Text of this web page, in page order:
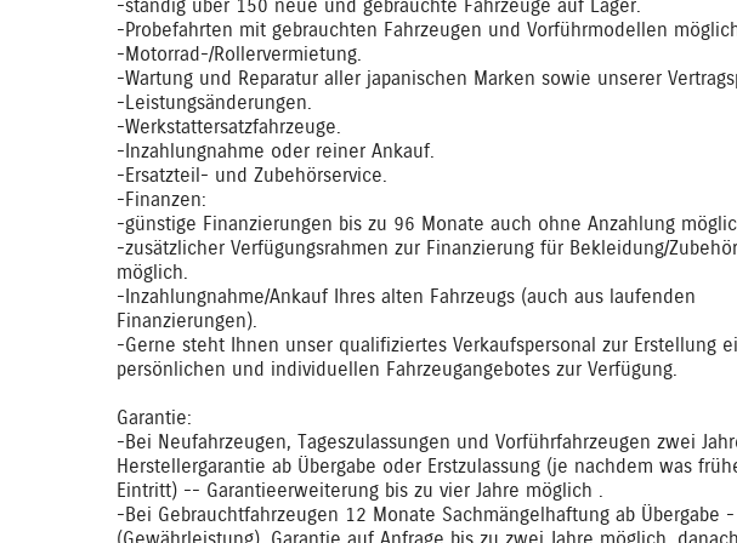
-ständig über 150 neue und gebrauchte Fahrzeuge auf Lager.
-Probefahrten mit gebrauchten Fahrzeugen und Vorführmodellen
-Motorrad-/Rollervermietung.
-Wartung und Reparatur aller japanischen Marken sowie unserer
-Leistungsänderungen.
-Werkstattersatzfahrzeuge.
-Inzahlungnahme oder reiner Ankauf.
-Ersatzteil- und Zubehörservice.
-Finanzen:
-günstige Finanzierungen bis zu 96 Monate auch ohne Anzahlung
-zusätzlicher Verfügungsrahmen zur Finanzierung für Bekleidung/Zubehör
möglich.
-Inzahlungnahme/Ankauf Ihres alten Fahrzeugs (auch aus laufenden
Finanzierungen).
-Gerne steht Ihnen unser qualifiziertes Verkaufspersonal zur Erstellung
persönlichen und individuellen Fahrzeugangebotes zur Verfügung.
Garantie:
-Bei Neufahrzeugen, Tageszulassungen und Vorführfahrzeugen zwei
Herstellergarantie ab Übergabe oder Erstzulassung (je nachdem was
Eintritt) -- Garantieerweiterung bis zu vier Jahre möglich .
-Bei Gebrauchtfahrzeugen 12 Monate Sachmängelhaftung ab Übergabe -
(Gewährleistung). Garantie auf Anfrage bis zu zwei Jahre möglich,